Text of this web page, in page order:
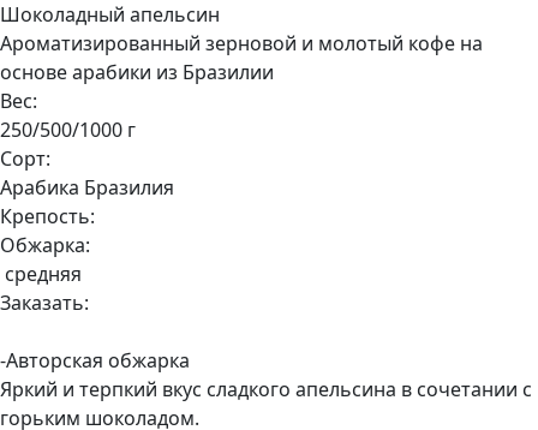
Шоколадный апельсин
Ароматизированный зерновой и молотый кофе на
основе арабики из Бразилии
Вес:
250/500/1000 г
Сорт:
Арабика Бразилия
Крепость:
Обжарка:
средняя
Заказать:
-Авторская обжарка
Яркий и терпкий вкус сладкого апельсина в сочетании с
горьким шоколадом.